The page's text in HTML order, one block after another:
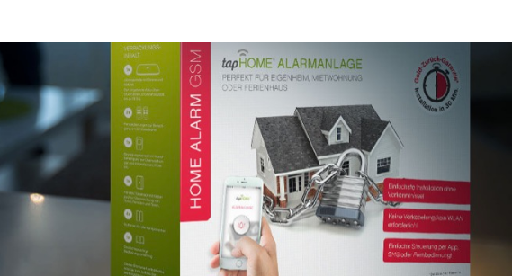
Mobilfunkanbindung
startet
im
Oktober